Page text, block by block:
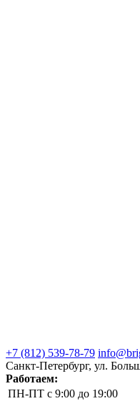
+7 (812) 539-78-79
Санкт-Петербург, ул.
Работаем:
ПН-ПТ с 9:00 до 19:00